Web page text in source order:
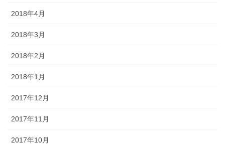
2018年4月
2018年3月
2018年2月
2018年1月
2017年12月
2017年11月
2017年10月